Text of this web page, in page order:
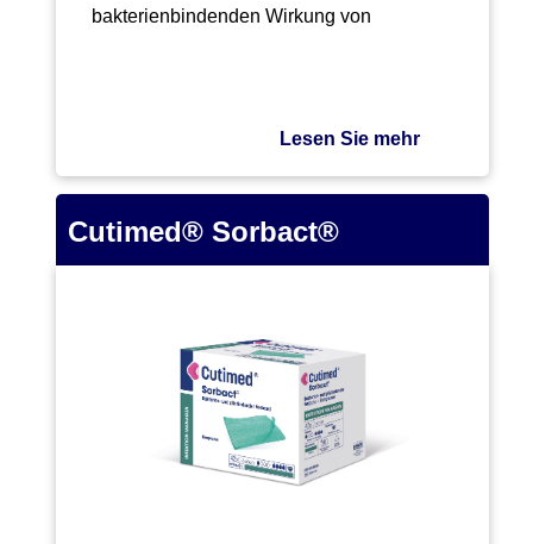
bakterienbindenden Wirkung von
Lesen Sie mehr
Cutimed® Sorbact®